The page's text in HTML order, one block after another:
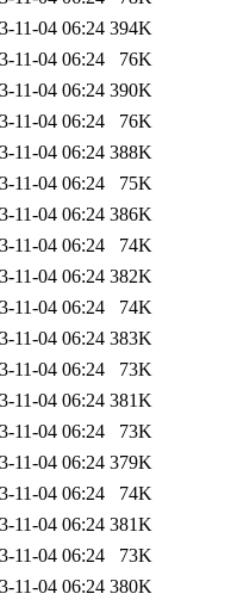
11-04 06:24 394K
11-04 06:24
76K
11-04 06:24 390K
11-04 06:24
76K
11-04 06:24 388K
11-04 06:24
75K
11-04 06:24 386K
11-04 06:24
74K
11-04 06:24 382K
11-04 06:24
74K
11-04 06:24 383K
11-04 06:24
73K
11-04 06:24 381K
11-04 06:24
73K
11-04 06:24 379K
11-04 06:24
74K
11-04 06:24 381K
11-04 06:24
73K
11-04 06:24 380K